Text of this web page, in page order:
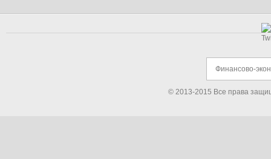
Финансово-
© 2013-2015 Все права